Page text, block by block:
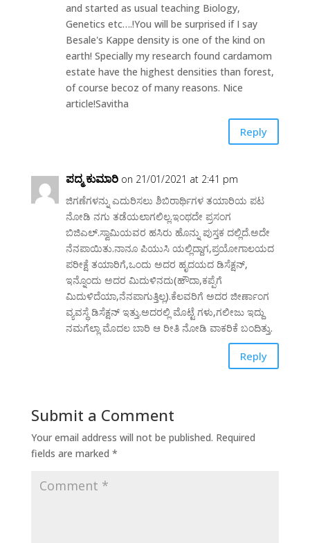
and started as usual teaching Biology,
Genetics etc….!You will be surprised if I say
Besale's Kappe density is one of the kind on
earth! Specially my research found cardamom
estate have the highest densities than forest,
of course becoz of many reasons. Nice
article!Savitha
Reply
ಪದ್ಮ ಕುಮಾರಿ on 21/01/2021 at 2:41 pm
ಜಿಗಣೆಗಳನ್ನು ಎದುರಿಸಲು ಶಿಬಿರಾರ್ಥಿಗಳ ತಯಾರಿಯ ಪಟ
ನೋಡಿ ನಗು ತಡೆಯಲಾಗಲಿಲ್ಲ.ಇಂಥದೇ ಪ್ರಸಂಗ
ಬಿಜಿಎಲ್.ಸ್ವಾಮಿಯವರ ಹಸಿರು ಹೊನ್ನು ಪುಸ್ತಕ ದಲ್ಲಿದೆ.ಅದೇ
ನೆನಪಾಯಿತು.ನಾನೂ ಪಿಯುಸಿ ಯಲ್ಲಿದ್ದಾಗ,ಪ್ರಯೋಗಾಲಯದ
ಪರೀಕ್ಷೆ ತಯಾರಿಗೆ,ಒಂದು ಅದರ ಹೃದಯದ ಡಿಸೆಕ್ಷನ್,
ಇನ್ನೊಂದು ಅದರ ಮಿದುಳಿನದು(ಹೌದಾ,ಕಪ್ಪೆಗೆ
ಮಿದುಳಿದೆಯಾ,ನೆನಪಾಗುತ್ತಿಲ್ಲ).ಕೆಲವರಿಗೆ ಅದರ ಜೀರ್ಣಾಂಗ
ವ್ಯವಸ್ಥೆ ಡಿಸೆಕ್ಷನ್ ಇತ್ತು.ಅದರಲ್ಲಿ ಮೊಟ್ಟೆ ಗಳು,ಗಲೀಜು ಇದ್ದು
ನಮಗೆಲ್ಲಾ ಮೊದಲ ಬಾರಿ ಆ ರೀತಿ ನೋಡಿ ವಾಕರಿಕೆ ಬಂದಿತ್ತು.
Reply
Submit a Comment
Your email address will not be published. Required
fields are marked *